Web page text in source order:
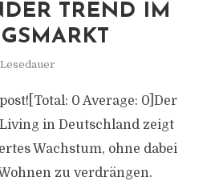
TREND IM
0 Average: 0]Der
in Deutschland zeigt
Wachstum, ohne dabei
zu verdrängen.